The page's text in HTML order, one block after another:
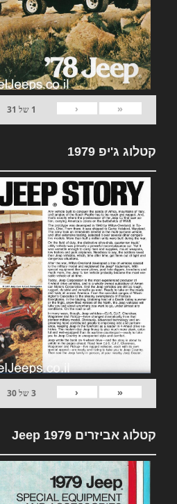
«
‹
1 של 31
קטלוג ג'יפ 1979
«
‹
3של30
קטלוג אביזרים 1979 Jeep